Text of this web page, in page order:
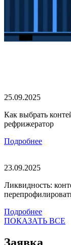
25.09.2025
Как выбрать
рефрижератор
Подробнее
23.09.2025
Ликвидность:
Подробнее
ПОКАЗАТЬ ВСЕ